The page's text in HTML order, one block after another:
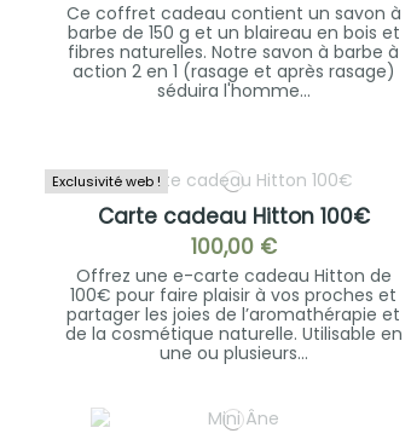
Ce coffret cadeau contient un savon à
barbe de 150 g et un blaireau en bois et
fibres naturelles. Notre savon à barbe à
action 2 en 1 (rasage et après rasage)
séduira l'homme...
Exclusivité web !
Carte cadeau Hitton 100€
100,00 €
Offrez une e-carte cadeau Hitton de
100€ pour faire plaisir à vos proches et
partager les joies de l’aromathérapie et
de la cosmétique naturelle. Utilisable en
une ou plusieurs...